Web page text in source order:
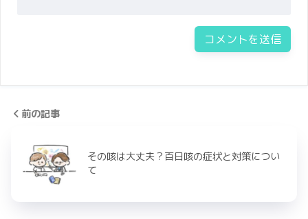
前の記事
その咳は大丈夫？百日咳の症状と対策につい
て